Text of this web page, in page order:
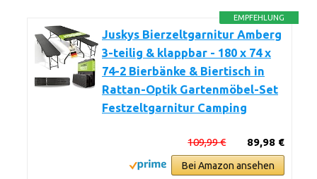
EMPFEHLUNG
Juskys Bierzeltgarnitur Amberg
3-teilig & klappbar - 180 x 74 x
74-2 Bierbänke & Biertisch in
Rattan-Optik Gartenmöbel-Set
Festzeltgarnitur Camping
89,98 €
109,99 €
Bei Amazon ansehen